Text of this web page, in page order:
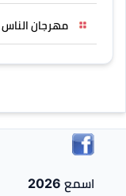
مهرجان
اسمع 2026